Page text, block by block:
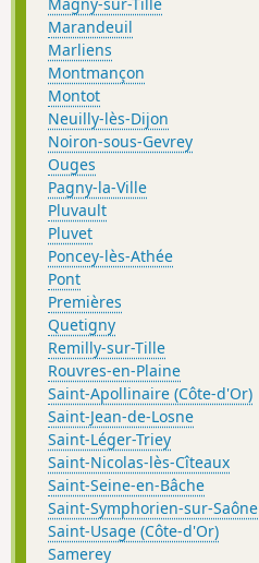
Marandeuil
Marliens
Montmançon
Montot
Neuilly-lès-Dijon
Noiron-sous-Gevrey
Ouges
Pagny-la-Ville
Pluvault
Pluvet
Poncey-lès-Athée
Pont
Premières
Quetigny
Remilly-sur-Tille
Rouvres-en-Plaine
Saint-Apollinaire (Côte-d'Or)
Saint-Jean-de-Losne
Saint-Léger-Triey
Saint-Nicolas-lès-Cîteaux
Saint-Seine-en-Bâche
Saint-Symphorien-sur-Saône
Saint-Usage (Côte-d'Or)
Samerey